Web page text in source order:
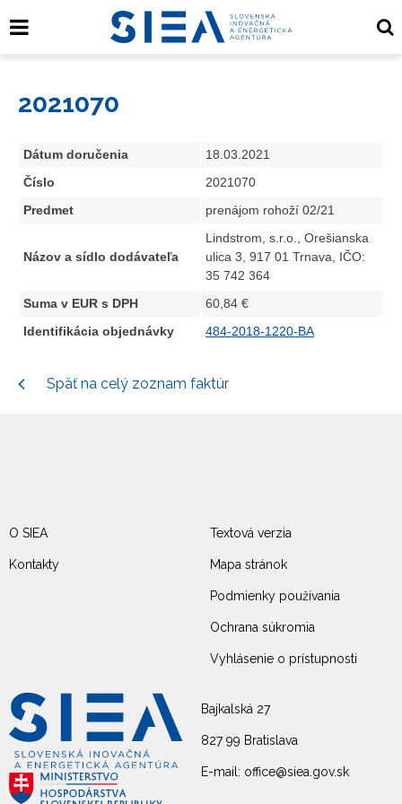
2021070
Dátum doručenia
18.03.2021
Číslo
2021070
Predmet
prenájom rohoží 02/21
Názov a sídlo dodávateľa
Lindstrom, s.r.o., Orešianska
ulica 3, 917 01 Trnava, IČO:
35 742 364
Suma v EUR s DPH
60,84 €
Identifikácia objednávky
484-2018-1220-BA
Späť na celý zoznam faktúr
Bajkalská 27
827 99 Bratislava
E-mail: office@siea.gov.sk
O SIEA
Kontakty
Textová verzia
Mapa stránok
Podmienky používania
Ochrana súkromia
Vyhlásenie o prístupnosti